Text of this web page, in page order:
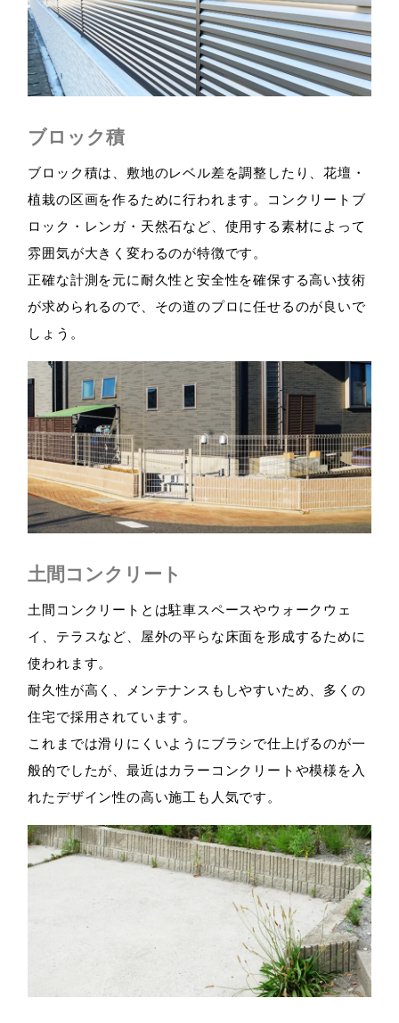
ブロック積
ブロック積は、敷地のレベル差を調整したり、花壇・
植栽の区画を作るために行われます。コンクリートブ
ロック・レンガ・天然石など、使用する素材によって
雰囲気が大きく変わるのが特徴です。
正確な計測を元に耐久性と安全性を確保する高い技術
が求められるので、その道のプロに任せるのが良いで
しょう。
土間コンクリート
土間コンクリートとは駐車スペースやウォークウェ
イ、テラスなど、屋外の平らな床面を形成するために
使われます。
耐久性が高く、メンテナンスもしやすいため、多くの
住宅で採用されています。
これまでは滑りにくいようにブラシで仕上げるのが一
般的でしたが、最近はカラーコンクリートや模様を入
れたデザイン性の高い施工も人気です。